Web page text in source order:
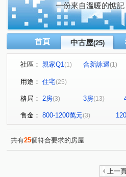
一份來自溫暖的惦
首頁 中古屋(25)
社區： 親家Q1(1) 合新詠遇(1)
太睿國寶
宏道新竹帝寶8區2號(華廈區)
琢蒔 (1) 峰華苑 正
隘口三街(1) 中華路(1)
福陽一街(1)
成功路(1) 關新路(2)
用途： 住宅(25)
格局： 2房(3) 3房(13)
售金： 800-1200萬元(3)
共有25個符合要求的房屋
上一